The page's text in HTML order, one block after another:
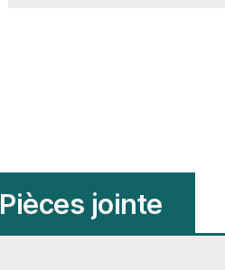
Pièces jointe